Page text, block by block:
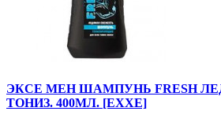
ЭКСЕ МЕН ШАМПУНЬ FRESH
ТОНИЗ. 400МЛ. [EXXE]